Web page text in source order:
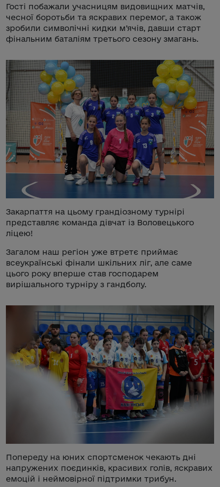
Гості побажали учасницям видовищних матчів,
чесної боротьби та яскравих перемог, а також
зробили символічні кидки м’ячів, давши старт
фінальним баталіям третього сезону змагань.
Закарпаття на цьому грандіозному турнірі
представляє команда дівчат із Воловецького
ліцею!
Загалом наш регіон уже втретє приймає
всеукраїнські фінали шкільних ліг, але саме
цього року вперше став господарем
вирішального турніру з гандболу.
Попереду на юних спортсменок чекають дні
напружених поєдинків, красивих голів, яскравих
емоцій і неймовірної підтримки трибун.